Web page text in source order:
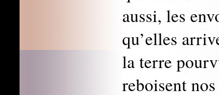
aussi, les
qu’elles
la terre
reboisent